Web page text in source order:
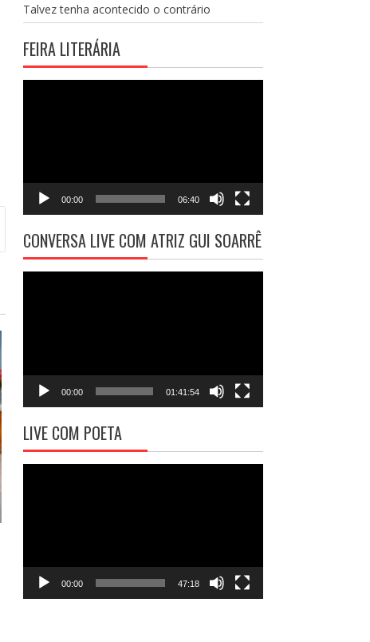
Talvez tenha acontecido o contrário
FEIRA LITERÁRIA
00:00 06:40
CONVERSA LIVE COM ATRIZ GUI SOARRÊ
00:00 01:41:54
LIVE COM POETA
00:00 47:18